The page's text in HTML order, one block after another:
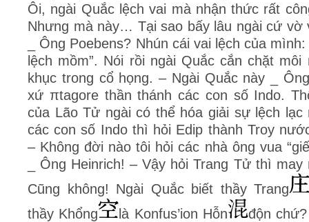
Ôi, ngài Quắc lệch vai mà nhận thức rất
Nhưng mà này… Tại sao bấy lâu ngài cứ vờ
_ Ông Poebens? Nhún cái vai lệch của
lệch mồm”. Nói rồi ngài Quắc cắn chặt
khục trong cổ họng. – Ngài Quắc này _
xứ πtagore thần thánh các con số Indo.
của Lão Tử ngài có thể hóa giải sự lệch lạc
các con số Indo thì hỏi Edip thành Troy
– Không đời nào tôi hỏi các nhà ông vua
_ Ông Heinrich! – Vậy hỏi Trang Tử thì
Cũng không! Ngài Quắc biết thầy Trang
thầy Khổng
là Konfus’ion Hỗn
độn